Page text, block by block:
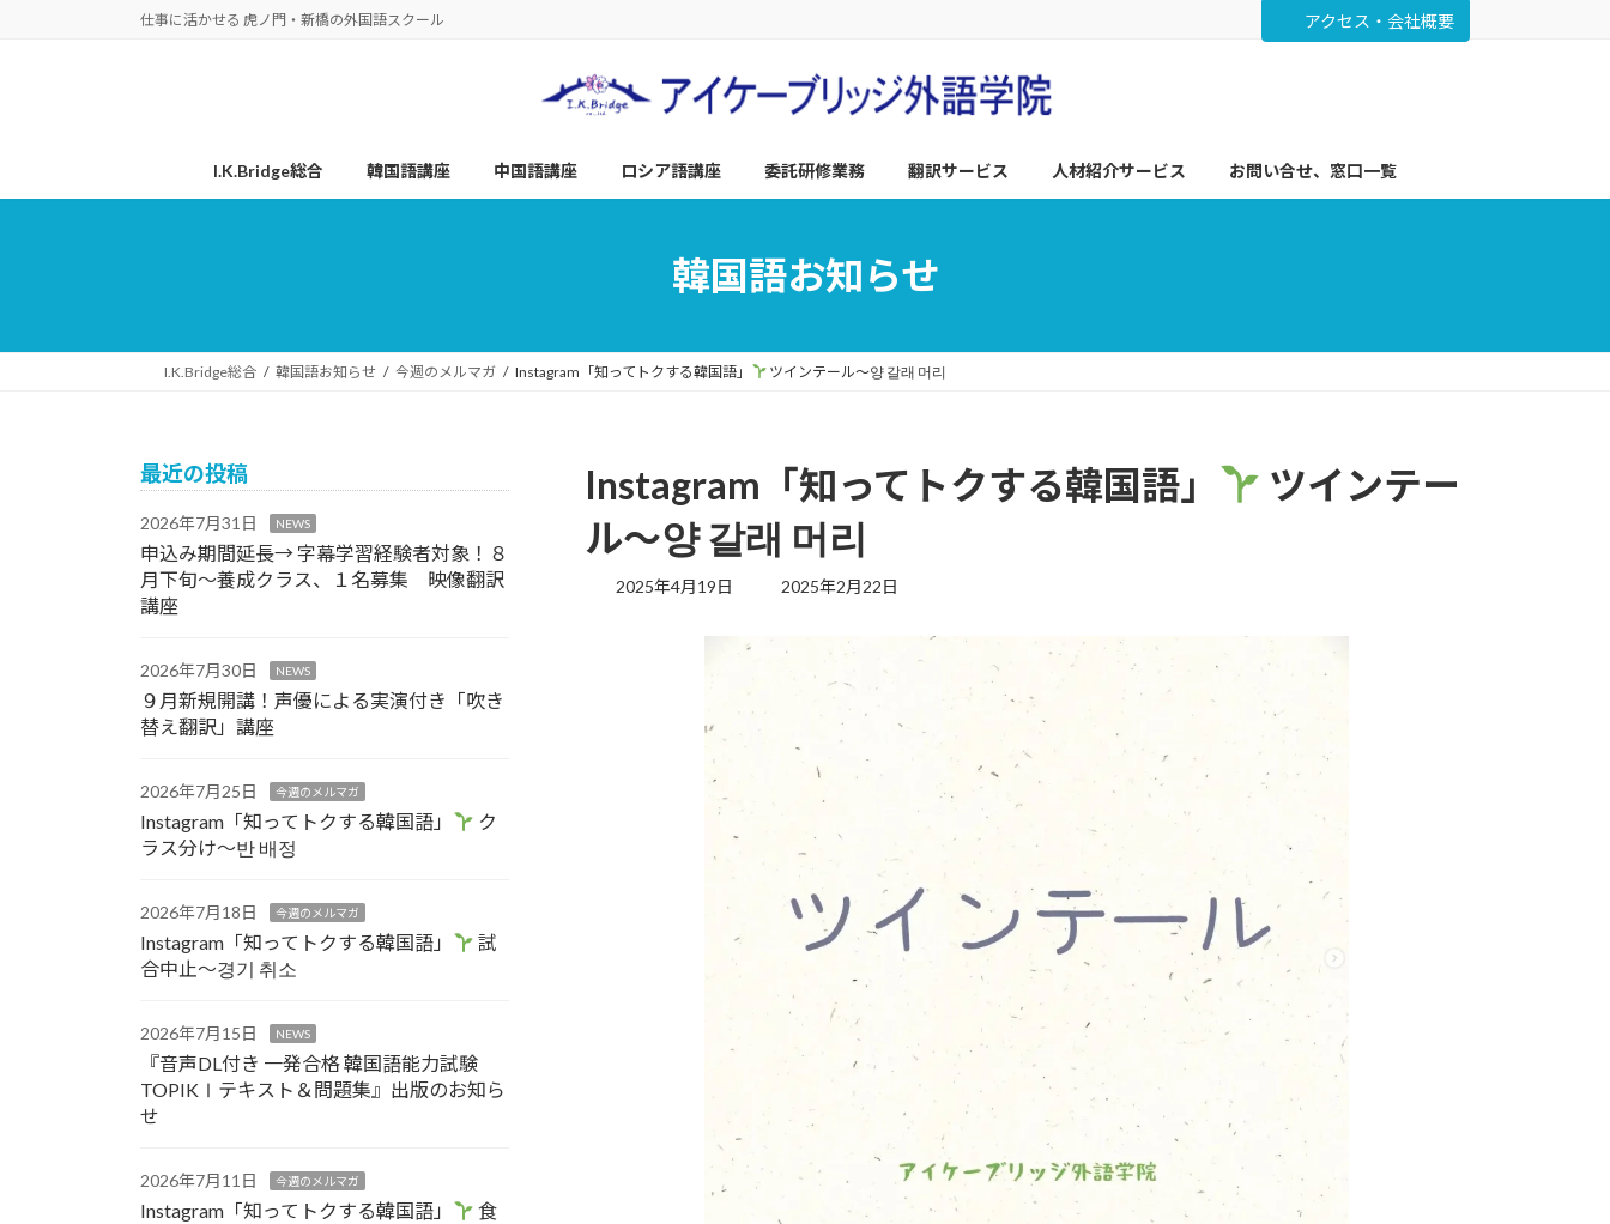
仕事に活かせる 虎ノ門・新橋の外国語スクール アクセス・会社概要
I.K.Bridge総合 韓国語講座 中国語講座 ロシア語講座 委託研修業務 翻訳サービス 人材紹介サービス お問い合せ、窓口一覧
韓国語お知らせ
I.K.Bridge総合 韓国語お知らせ 今週のメルマガ Instagram「知ってトクする韓国語」 ツインテール～양 갈래 머리
Instagram「知ってトクする韓国語」
ツインテー
ル～양 갈래 머리
2025年4月19日
最
新
2025年2月22日
最近の投稿
2026年7月31日 NEWS
申込み期間延長→ 字幕学習経験者対象！８
月下旬～養成クラス、１名募集 映像翻訳
講座
2026年7月30日 NEWS
９月新規開講！声優による実演付き「吹き
替え翻訳」講座
2026年7月25日 今週のメルマガ
Instagram「知ってトクする韓国語」
ク
ラス分け～반 배정
2026年7月18日 今週のメルマガ
Instagram「知ってトクする韓国語」
試
合中止～경기 취소
2026年7月15日 NEWS
『音声DL付き 一発合格 韓国語能力試験
TOPIKⅠテキスト＆問題集』出版のお知ら
せ
2026年7月11日 今週のメルマガ
Instagram「知ってトクする韓国語」
食